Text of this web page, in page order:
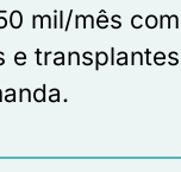
mil/mês com
e